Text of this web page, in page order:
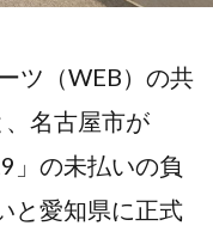
ツ（WEB）の共
名古屋市が
」の未払いの負
と愛知県に正式